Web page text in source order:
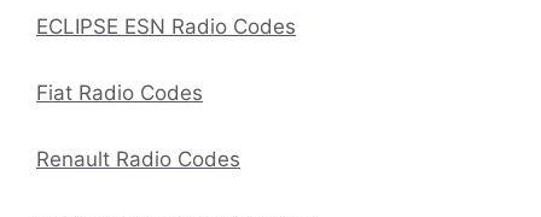
ECLIPSE ESN Radio Codes
Fiat Radio Codes
Renault Radio Codes